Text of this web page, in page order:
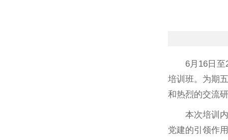
6月16日
培训班。为期
和热烈的交流
本次培训
党建的引领作